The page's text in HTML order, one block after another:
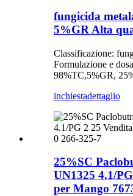
fungicida
5%GR Alta
Classificazione:
Formulazione e
98%TC,5%GR,
inchiestadettaglio
25%SC
UN1325 4.1/
per Mango